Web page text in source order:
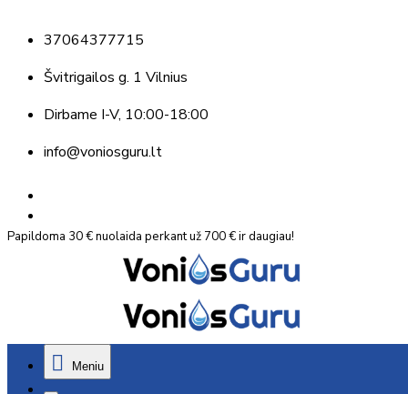
37064377715
Švitrigailos g. 1 Vilnius
Dirbame I-V, 10:00-18:00
info@voniosguru.lt
Papildoma 30 € nuolaida perkant už 700 € ir daugiau!
Meniu